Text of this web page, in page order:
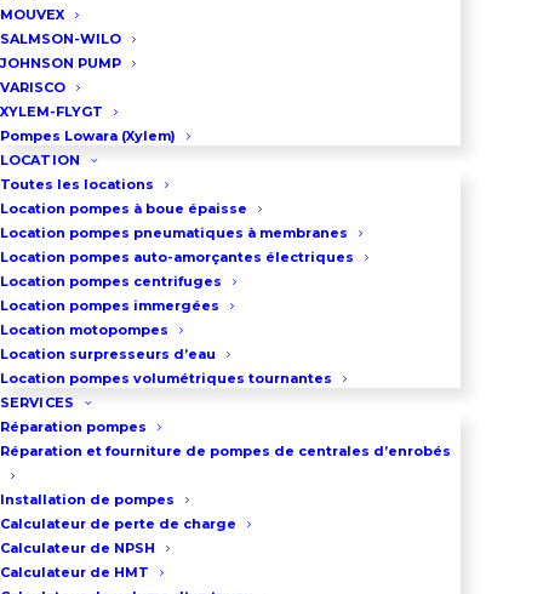
MOUVEX
SALMSON-WILO
JOHNSON PUMP
VARISCO
XYLEM-FLYGT
Pompes Lowara (Xylem)
LOCATION
Toutes les locations
Location pompes à boue épaisse
Location pompes pneumatiques à membranes
Location pompes auto-amorçantes électriques
Location pompes centrifuges
Location pompes immergées
Location motopompes
Location surpresseurs d’eau
Location pompes volumétriques tournantes
SERVICES
Réparation pompes
Réparation et fourniture de pompes de centrales d’enrobés
Installation de pompes
Calculateur de perte de charge
Calculateur de NPSH
Calculateur de HMTBESOIN D'INFORMATIONS ?